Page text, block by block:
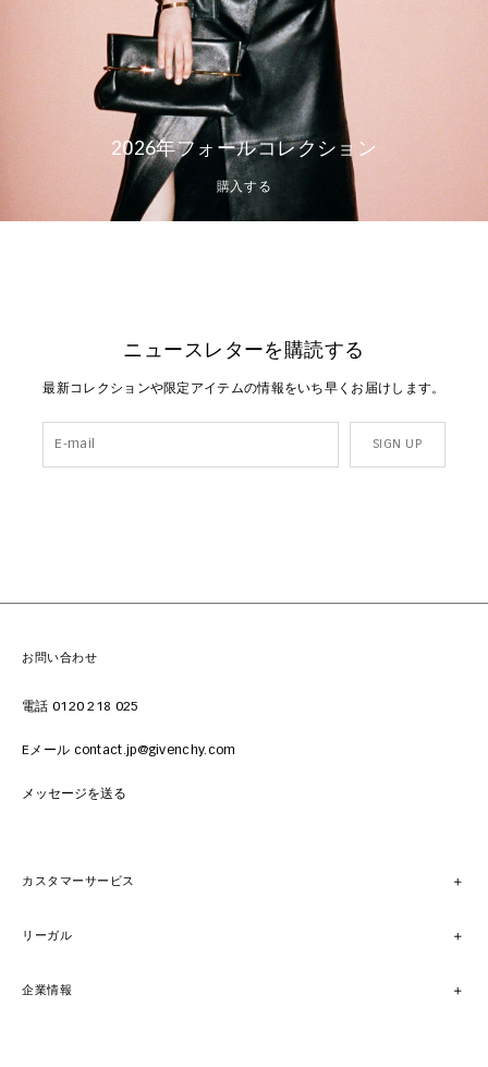
2026年フォールコレクション
購入する
ニュースレターを購読する
最新コレクションや限定アイテムの情報をいち早くお届けします。
SIGN UP
お問い合わせ
電話 0120 218 025
Eメール contact.jp@givenchy.com
メッセージを送る
カスタマーサービス
リーガル
企業情報